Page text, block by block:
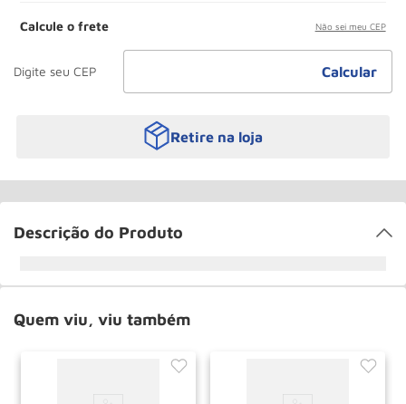
Calcule o frete Não sei meu CEP
Retire na loja
Descrição do Produto
Quem viu, viu também